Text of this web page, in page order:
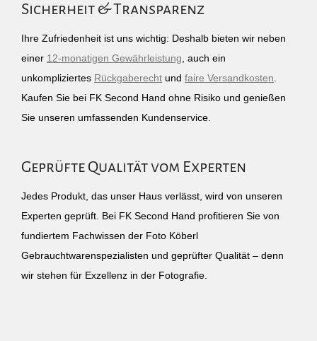
Sicherheit & Transparenz
Ihre Zufriedenheit ist uns wichtig: Deshalb bieten wir neben
einer 12-monatigen Gewährleistung, auch ein
unkompliziertes Rückgaberecht und faire Versandkosten.
Kaufen Sie bei FK Second Hand ohne Risiko und genießen
Sie unseren umfassenden Kundenservice.
Geprüfte Qualität vom Experten
Jedes Produkt, das unser Haus verlässt, wird von unseren
Experten geprüft. Bei FK Second Hand profitieren Sie von
fundiertem Fachwissen der Foto Köberl
Gebrauchtwarenspezialisten und geprüfter Qualität – denn
wir stehen für Exzellenz in der Fotografie.